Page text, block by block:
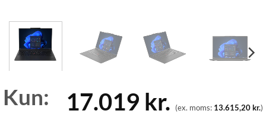
Kun: 17.019 kr. (ex. moms: 13.615,20kr.)